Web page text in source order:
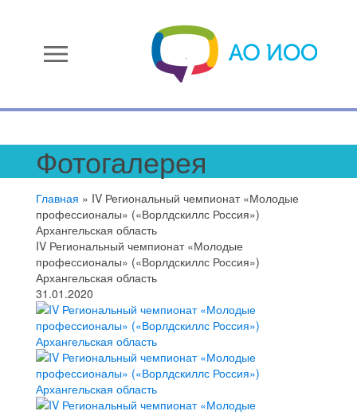
menu
Фотогалерея
Главная » IV Региональный чемпионат «Молодые
профессионалы» («Ворлдскиллс Россия»)
Архангельская область
IV Региональный чемпионат «Молодые
профессионалы» («Ворлдскиллс Россия»)
Архангельская область
31.01.2020